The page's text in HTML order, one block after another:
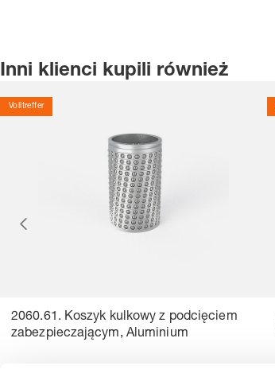
Inni klienci kupili również
Volltreffer
2060.61. Koszyk kulkowy z podcięciem
zabezpieczającym, Aluminium